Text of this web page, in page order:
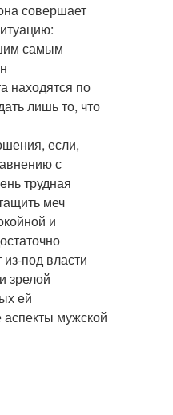
совершает
самым
находятся по
лишь то, что
если,
с
трудная
меч
и
под власти
зрелой
ей
аспекты мужской